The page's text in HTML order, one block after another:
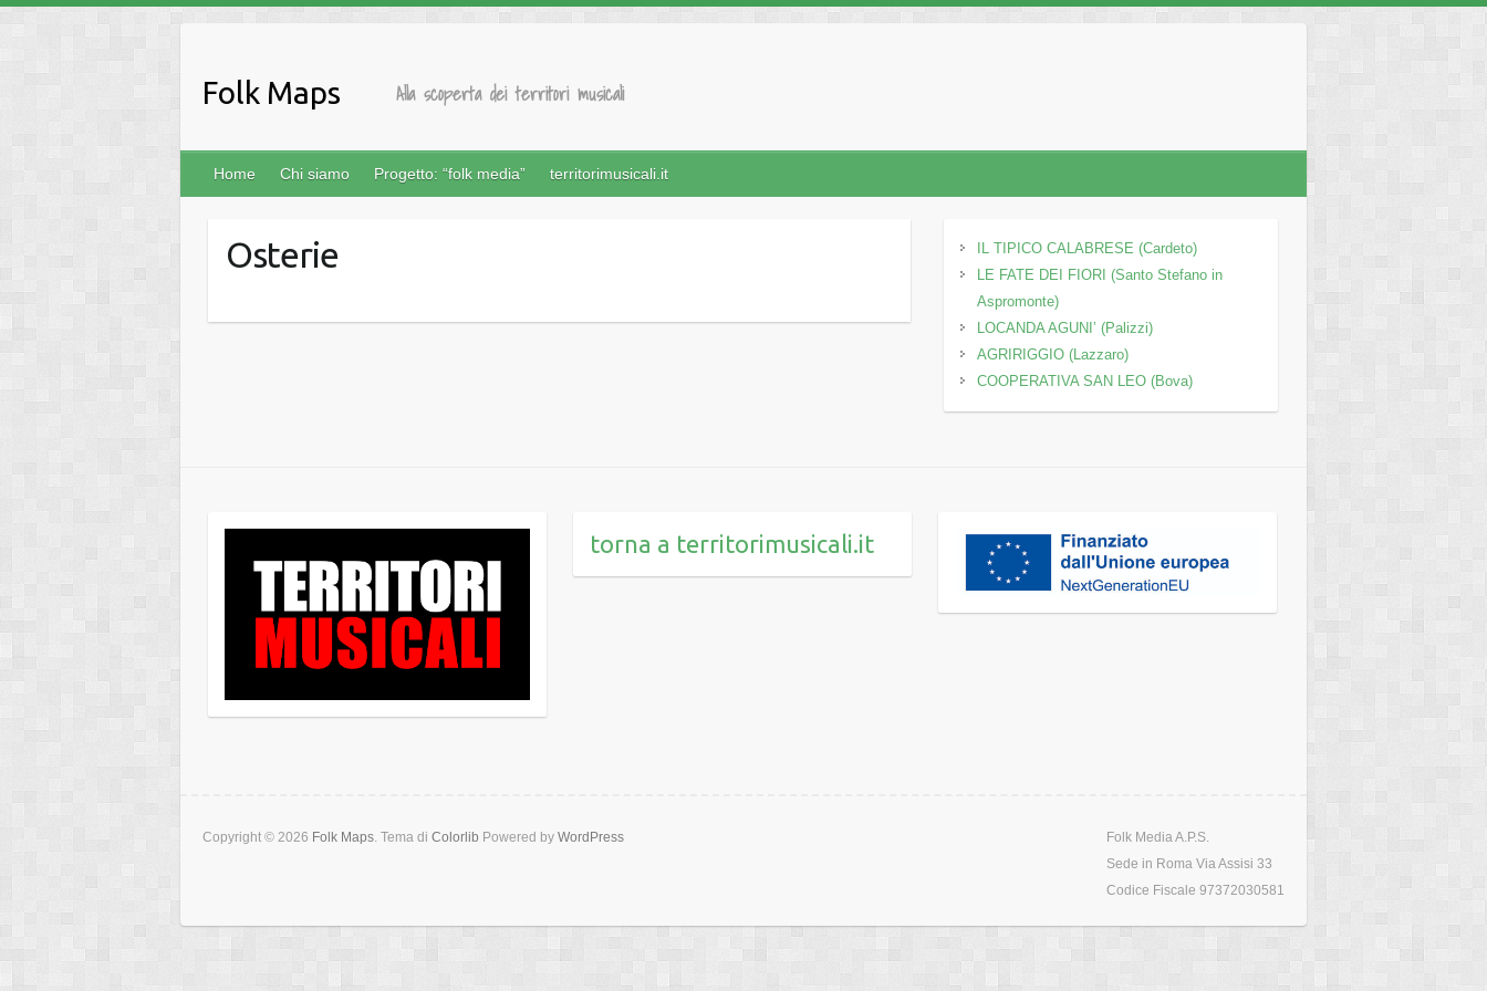
contenuto
Folk Maps Alla scoperta dei territori musicali
Home Chi siamo Progetto: “folk media” territorimusicali.it
Osterie
IL TIPICO CALABRESE (Cardeto)
LE FATE DEI FIORI (Santo Stefano in
Aspromonte)
LOCANDA AGUNI’ (Palizzi)
AGRIRIGGIO (Lazzaro)
COOPERATIVA SAN LEO (Bova)
torna a territorimusicali.it
Copyright © 2026 Folk Maps. Tema di Colorlib Powered by WordPress
Folk Media A.P.S.
Sede in Roma Via Assisi 33
Codice Fiscale 97372030581